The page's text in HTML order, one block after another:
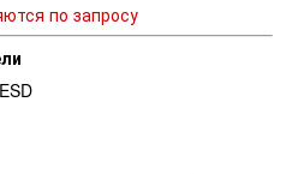
по запросу